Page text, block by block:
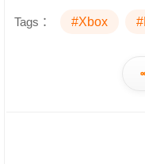
Tags： #Xbox